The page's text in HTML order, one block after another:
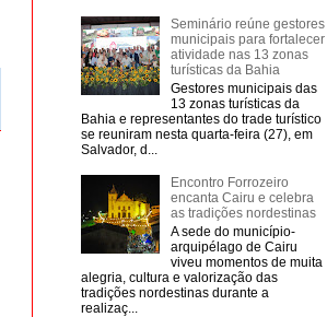
Seminário reúne gestores
municipais para fortalecer
atividade nas 13 zonas
turísticas da Bahia
Gestores municipais das
13 zonas turísticas da
Bahia e representantes do trade turístico
se reuniram nesta quarta-feira (27), em
Salvador, d...
Encontro Forrozeiro
encanta Cairu e celebra
as tradições nordestinas
A sede do município-
arquipélago de Cairu
viveu momentos de muita
alegria, cultura e valorização das
tradições nordestinas durante a
realizaç...